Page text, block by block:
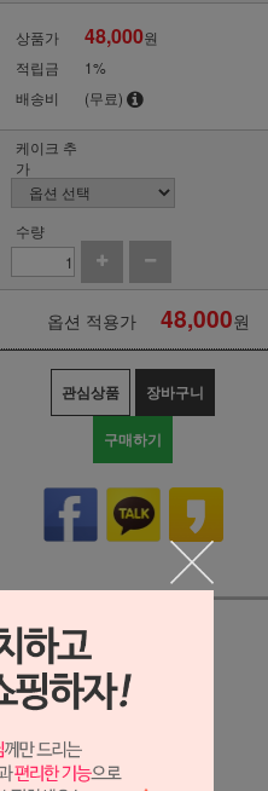
상품가 48,000원
적립금
1%
배송비
(무료)
케이크 추
가
수량
옵션 적용가 48,000원
관심상품 장바구니
구매하기
창 열기